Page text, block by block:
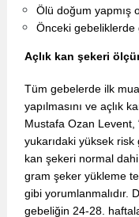
Ölü doğum yapmış
Önceki gebeliklerde
Açlık kan şekeri
Tüm gebelerde ilk
yapılmasını ve açlık
Mustafa Ozan Levent,
yukarıdaki yüksek
kan şekeri normal
gram şeker yükleme
gibi yorumlanmalıdır.
gebeliğin 24-28.